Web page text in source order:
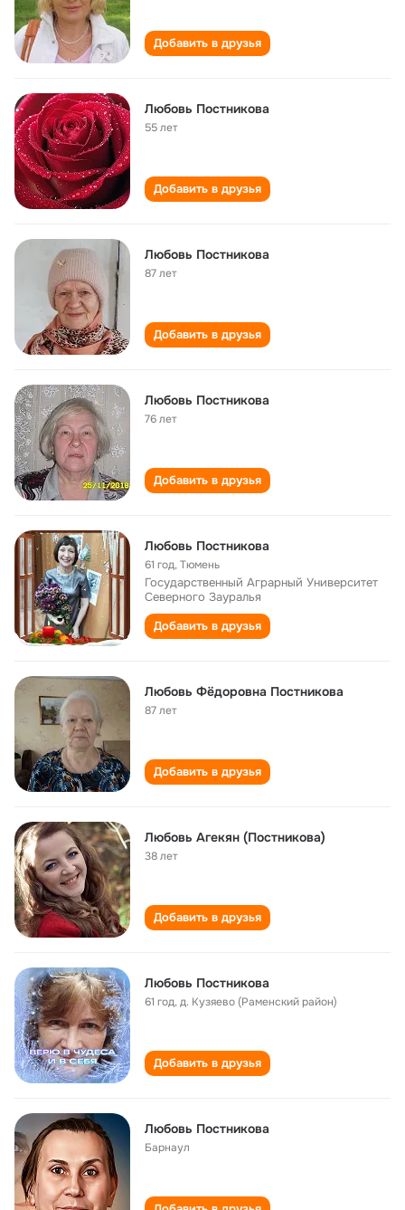
Добавить в друзья
Любовь Постникова
55 лет
Добавить в друзья
Любовь Постникова
87 лет
Добавить в друзья
Любовь Постникова
76 лет
Добавить в друзья
Любовь Постникова
61 год,Тюмень
Государственный Аграрный Университет
Северного Зауралья
Добавить в друзья
Любовь Фёдоровна Постникова
87 лет
Добавить в друзья
Любовь Агекян (Постникова)
38 лет
Добавить в друзья
Любовь Постникова
61 год,д. Кузяево (Раменский район)
Добавить в друзья
Любовь Постникова
Барнаул